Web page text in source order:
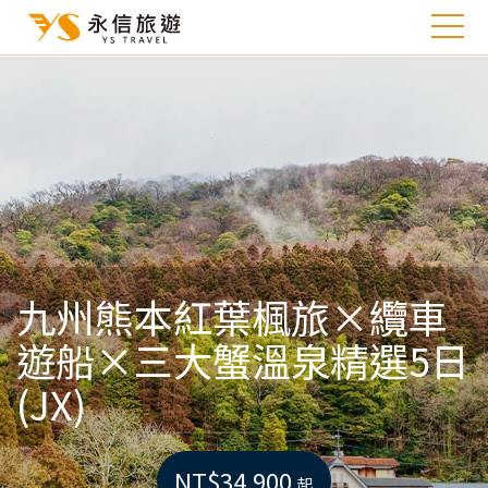
九州熊本紅葉楓旅×纜車
遊船×三大蟹溫泉精選5日
(JX)
NT$34,900